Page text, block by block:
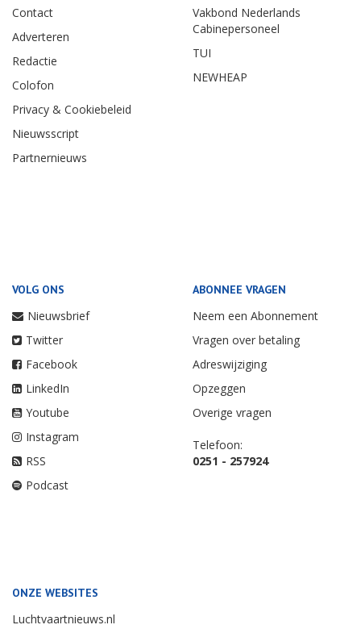
Contact
Adverteren
Redactie
Colofon
Privacy & Cookiebeleid
Nieuwsscript
Partnernieuws
Vakbond Nederlands
Cabinepersoneel
TUI
NEWHEAP
VOLG ONS
Nieuwsbrief
Twitter
Facebook
LinkedIn
Youtube
Instagram
RSS
Podcast
ABONNEE VRAGEN
Neem een Abonnement
Vragen over betaling
Adreswijziging
Opzeggen
Overige vragen
Telefoon:
0251 - 257924
ONZE WEBSITES
Luchtvaartnieuws.nl